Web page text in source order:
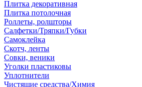
Плитка декоративная
Плитка потолочная
Роллеты, ролшторы
Салфетки/Тряпки/Губки
Самоклейка
Скотч, ленты
Совки, веники
Уголки пластиковы
Уплотнители
Чистящие средства/Химия